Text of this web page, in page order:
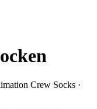
Crew Socks ·